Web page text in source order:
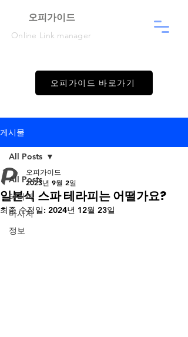
​오피가이드
Online Link manager
오피가이드 바로가기
게시물
All Posts
테라피
마사지
정보
All Posts
일본식 스파 테라피는 어떨가요?
오피가이드
2023년 9월 2일
최종 수정일: 2024년 12월 23일